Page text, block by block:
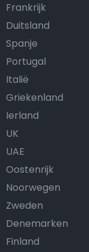
Frankrijk
Duitsland
Spanje
Portugal
Italië
Griekenland
Ierland
UK
UAE
Oostenrijk
Noorwegen
Zweden
Denemarken
Finland